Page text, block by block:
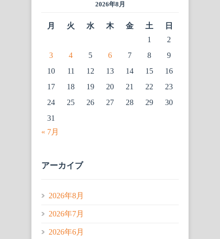
2026年8月
月 火 水 木 金 土
日
1
2
3
4 5 6 7 8
9
10
11 12 13 14 15
16
17
18 19 20 21 22
23
24
25 26 27 28 29
30
31
« 7月
アーカイブ
2026年8月
2026年7月
2026年6月